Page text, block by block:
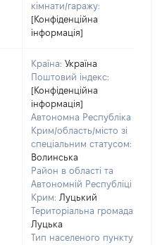
кімнати/гаражу:
[Конфіденційна
інформація]
Країна: Україна
Поштовий індекс:
[Конфіденційна
інформація]
Автономна Республіка
Крим/область/місто зі
спеціальним статусом:
Волинська
Район в області та
Автономній Республіці
Крим: Луцький
Територіальна громада:
Луцька
Тип населеного пункту: